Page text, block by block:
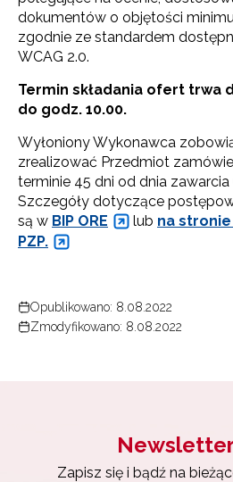
dokumentów o objętości
zgodnie ze standardem
WCAG 2.0.
Termin składania ofert trwa
do godz. 10.00.
Wyłoniony Wykonawca
zrealizować Przedmiot
terminie 45 dni od dnia zawarcia
Szczegóły dotyczące
są w BIP ORE lub na
PZP.
Opublikowano: 8.08.2022
Zmodyfikowano: 8.08.2022
Newsletter
Zapisz się i bądź na
Newsletter ORE
Zapisz się i bądź na bieżąco z
Adres e-mail:
Wyrażam zgodę na
Zapisuję się